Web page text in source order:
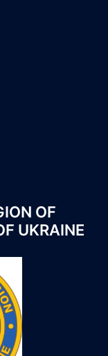
OF
UKRAINE